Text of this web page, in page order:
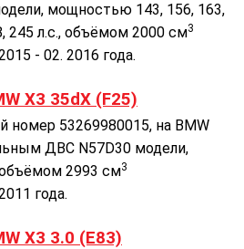
мощностью 143, 156, 163,
245 л.с., объёмом 2000 см3
- 02. 2016 года.
X3 35dX (F25)
номер 53269980015, на BMW
ДВС N57D30 модели,
2993 см3
года.
X3 3.0 (E83)